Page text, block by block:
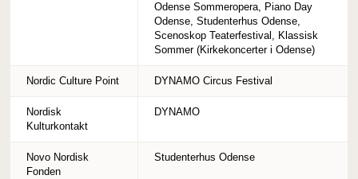
Odense Sommeropera, Piano Day
Odense, Studenterhus Odense,
Scenoskop Teaterfestival, Klassisk
Sommer (Kirkekoncerter i Odense)
Nordic Culture Point DYNAMO Circus Festival
Nordisk
Kulturkontakt
DYNAMO
Novo Nordisk
Fonden
Studenterhus Odense